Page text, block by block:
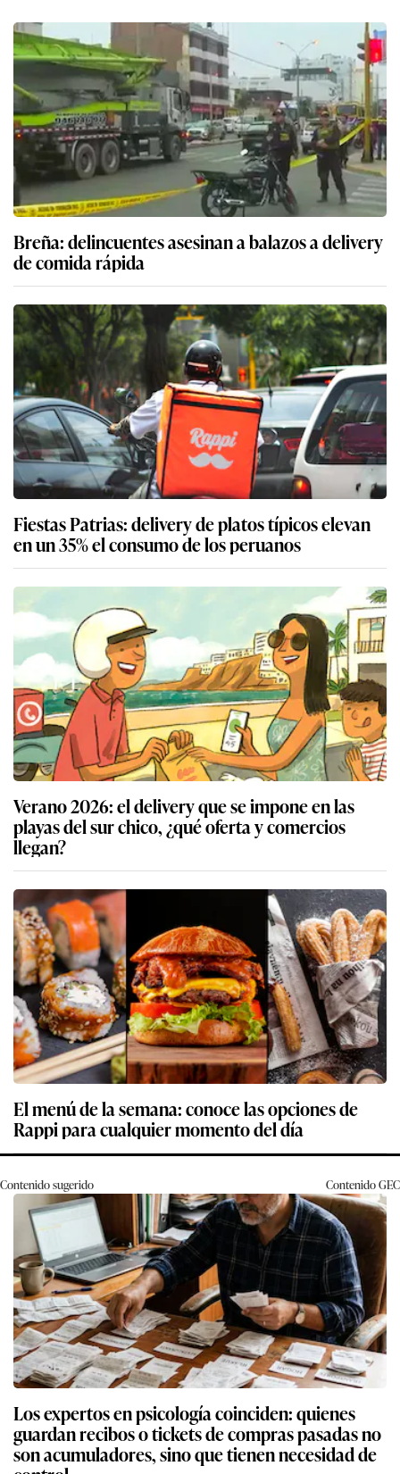
Breña: delincuentes asesinan a balazos a delivery
de comida rápida
Fiestas Patrias: delivery de platos típicos elevan
en un 35% el consumo de los peruanos
Verano 2026: el delivery que se impone en las
playas del sur chico, ¿qué oferta y comercios
llegan?
El menú de la semana: conoce las opciones de
Rappi para cualquier momento del día
Contenido sugerido ContenidoGEC
Los expertos en psicología coinciden: quienes
guardan recibos o tickets de compras pasadas no
son acumuladores, sino que tienen necesidad de